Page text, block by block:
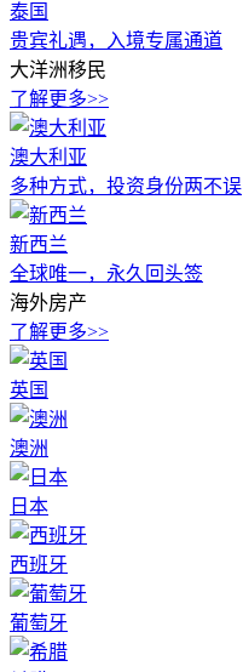
泰国
贵宾礼遇，入境专属通道
大洋洲移民
了解更多>>
澳大利亚
多种方式，投资身份两不误
新西兰
全球唯一，永久回头签
海外房产
了解更多>>
英国
澳洲
日本
西班牙
葡萄牙